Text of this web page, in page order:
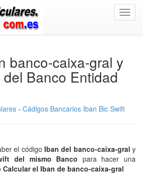
banco-caixa-gral y
del Banco Entidad
- Cádigos Bancarios Iban Bic Swift
el código Iban del banco-caixa-gral y
del mismo Banco para hacer una
Calcular el Iban de banco-caixa-gral